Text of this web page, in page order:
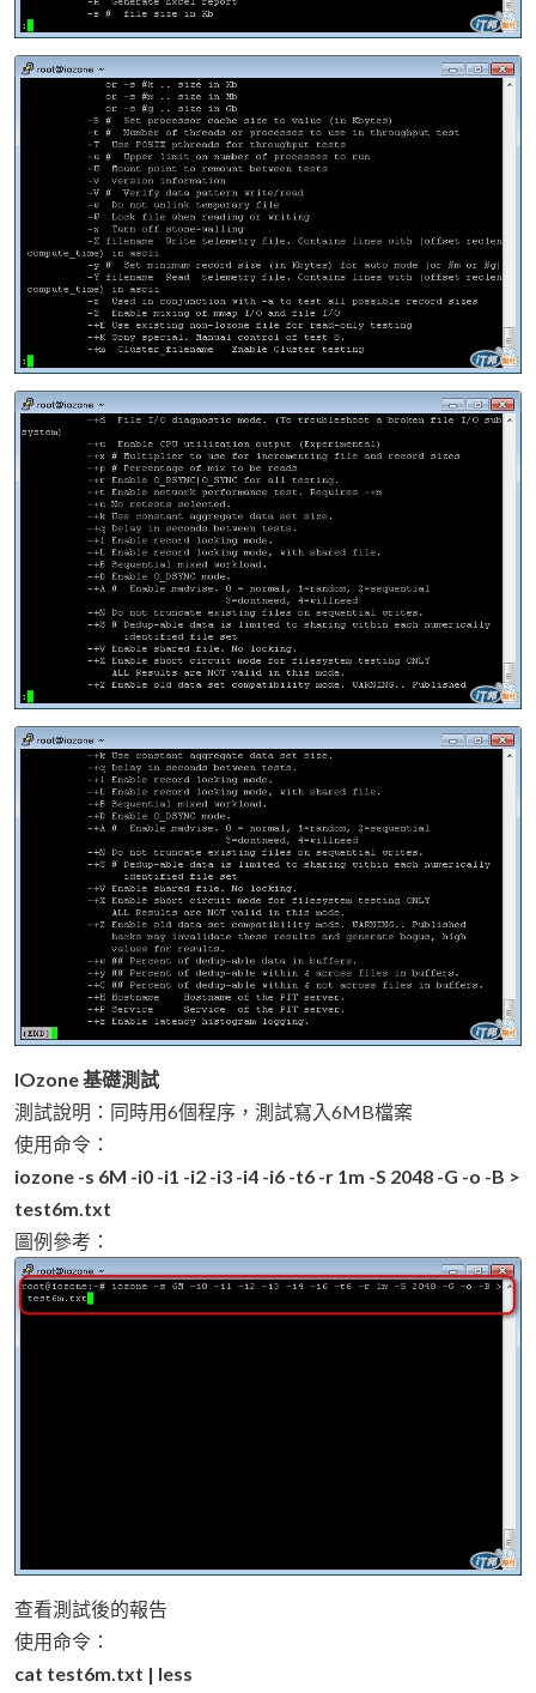
IOzone 基礎測試
測試說明：同時用6個程序，測試寫入6MB檔案
使用命令：
iozone -s 6M -i0 -i1 -i2 -i3 -i4 -i6 -t6 -r 1m -S 2048 -G -o -B >
test6m.txt
圖例參考：
查看測試後的報告
使用命令：
cat test6m.txt | less